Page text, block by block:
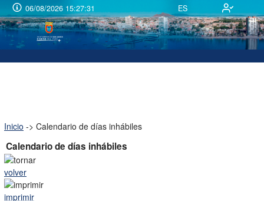
al
contenido
06/08/2026 15:27:31 ES
Inicio -> Calendario de días inhábiles
Calendario de días inhábiles
volver
imprimir